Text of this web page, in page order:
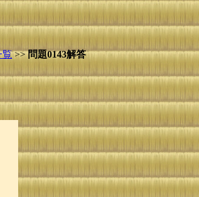
覧>>問題0143解答